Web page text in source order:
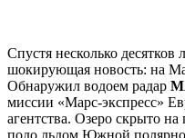
Спустя несколько
шокирующая новость: на
Обнаружил водоем радар
миссии «Марс-экспресс»
агентства. Озеро скрыто
подо льдом Южной